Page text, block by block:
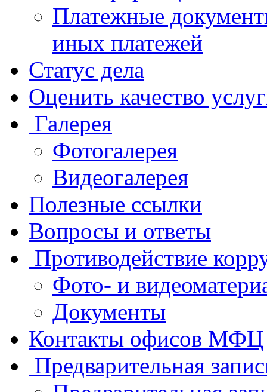
Платежные
иных платежей
Статус дела
Оценить качество
Галерея
Фотогалерея
Видеогалерея
Полезные ссылки
Вопросы и ответы
Противодействие
Фото- и
Документы
Контакты офисов МФЦ
Предварительная